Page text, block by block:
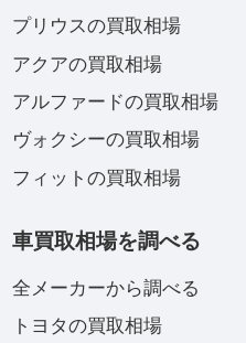
プリウスの買取相場
アクアの買取相場
アルファードの買取相場
ヴォクシーの買取相場
フィットの買取相場
車買取相場を調べる
全メーカーから調べる
トヨタの買取相場